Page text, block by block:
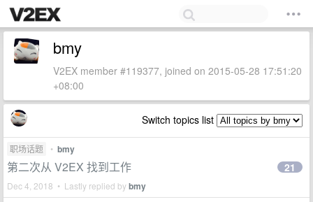
bmy
V2EX member #119377, joined on 2015-05-28 17:51:20
+08:00
Switch topics list
职场话题 • bmy
第二次从 V2EX 找到工作
Dec 4, 2018 • Lastly replied bybmy
21